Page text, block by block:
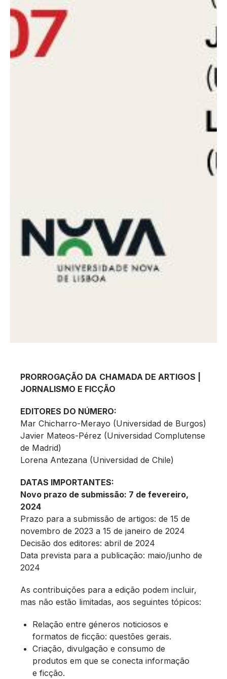
PRORROGAÇÃO DA CHAMADA DE ARTIGOS |
JORNALISMO E FICÇÃO
EDITORES DO NÚMERO:
Mar Chicharro-Merayo (Universidad de Burgos)
Javier Mateos-Pérez (Universidad Complutense
de Madrid)
Lorena Antezana (Universidad de Chile)
DATAS IMPORTANTES:
Novo prazo de submissão: 7 de fevereiro,
2024
Prazo para a submissão de artigos: de 15 de
novembro de 2023 a 15 de janeiro de 2024
Decisão dos editores: abril de 2024
Data prevista para a publicação: maio/junho de
2024
As contribuições para a edição podem incluir,
mas não estão limitadas, aos seguintes tópicos:
Relação entre géneros noticiosos e
formatos de ficção: questões gerais.
Criação, divulgação e consumo de
produtos em que se conecta informação
e ficção.